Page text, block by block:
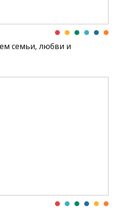
семьи, любви и